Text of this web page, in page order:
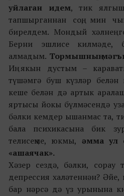
уйлаган идем, тик
тапшырганнан соң, мин
бирелдем. Мондый хәлнең
Берни эшлисе килмәде,
алмадым. Тормышның
Иң якын дустым –
түшәмгә буш күзләр белән
кеше белән дә артык
яртысы йокы бүлмәсендә
бәлки кемдер ышанмас та,
бала психикасына бик
телисеңме, юкмы, әммаул
«ашаячак».
Хәзер сездә, бәлки, сорау
депрессия халәтеннән? Әйе,
бар нәрсә дә үз урынына